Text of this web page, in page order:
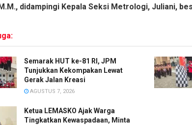
didampingi Kepala Seksi Metrologi, Juliani,
Semarak HUT ke-81 RI, JPM
Tunjukkan Kekompakan Lewat
Gerak Jalan Kreasi
AGUSTUS 7, 2026
Ketua LEMASKO Ajak Warga
Tingkatkan Kewaspadaan, Minta